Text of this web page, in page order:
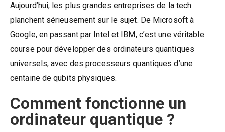
Aujourd’hui, les plus grandes entreprises de la tech
planchent sérieusement sur le sujet. De Microsoft à
Google, en passant par Intel et IBM, c’est une véritable
course pour développer des ordinateurs quantiques
universels, avec des processeurs quantiques d’une
centaine de qubits physiques.
Comment fonctionne un
ordinateur quantique ?